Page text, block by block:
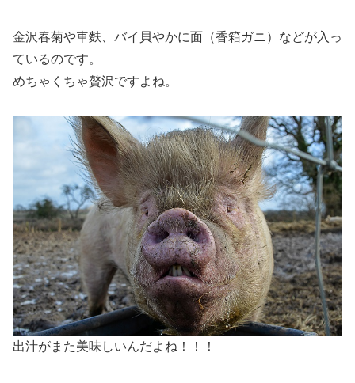
金沢春菊や車麩、バイ貝やかに面（香箱ガニ）などが入っ
ているのです。
めちゃくちゃ贅沢ですよね。
出汁がまた美味しいんだよね！！！